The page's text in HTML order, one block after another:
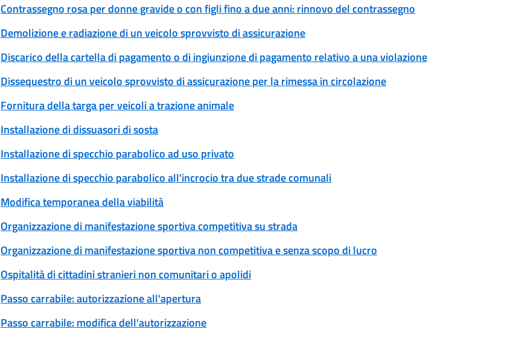
Contrassegno rosa per donne gravide o con figli fino a due anni: rinnovo del contrassegno
Demolizione e radiazione di un veicolo sprovvisto di assicurazione
Discarico della cartella di pagamento o di ingiunzione di pagamento relativo a una violazione
Dissequestro di un veicolo sprovvisto di assicurazione per la rimessa in circolazione
Fornitura della targa per veicoli a trazione animale
Installazione di dissuasori di sosta
Installazione di specchio parabolico ad uso privato
Installazione di specchio parabolico all'incrocio tra due strade comunali
Modifica temporanea della viabilità
Organizzazione di manifestazione sportiva competitiva su strada
Organizzazione di manifestazione sportiva non competitiva e senza scopo di lucro
Ospitalità di cittadini stranieri non comunitari o apolidi
Passo carrabile: autorizzazione all'apertura
Passo carrabile: modifica dell'autorizzazione